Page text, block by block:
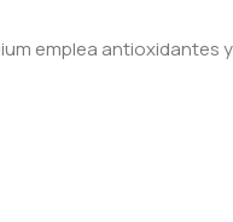
emplea